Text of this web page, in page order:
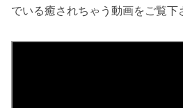
でいる癒されちゃう動画をご覧下